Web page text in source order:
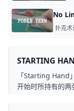
扑克术
STARTING
「Starting Hand
开始时所持有的